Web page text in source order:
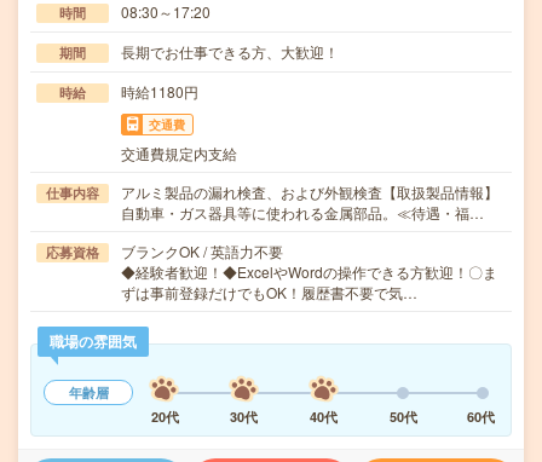
時間 08:30～17:20
期間 長期でお仕事できる方、大歓迎！
時給 時給1180円
交通費
交通費規定内支給
仕事内容
アルミ製品の漏れ検査、および外観検査【取扱製品情報】
自動車・ガス器具等に使われる金属部品。≪待遇・福…
応募資格
ブランクOK / 英語力不要
◆経験者歓迎！◆ExcelやWordの操作できる方歓迎！〇ま
ずは事前登録だけでもOK！履歴書不要で気…
職場の雰囲気
年齢層
20代
30代 40代 50代 60代